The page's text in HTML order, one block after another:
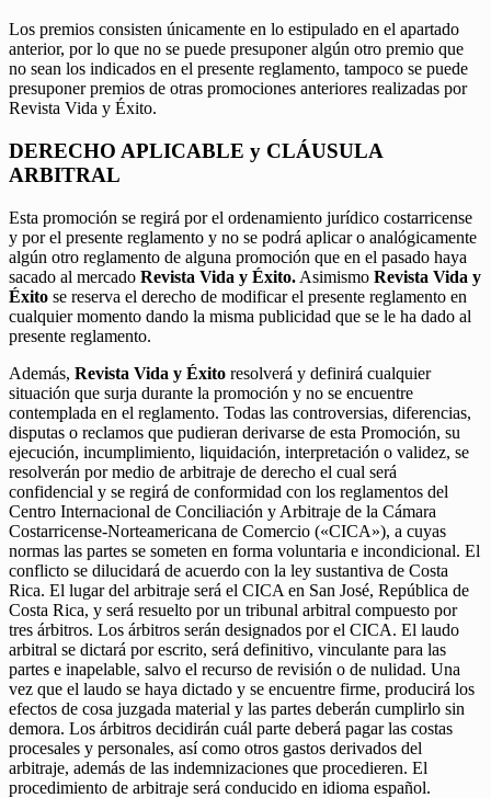
Los premios consisten únicamente en lo estipulado en el apartado
anterior, por lo que no se puede presuponer algún otro premio que
no sean los indicados en el presente reglamento, tampoco se puede
presuponer premios de otras promociones anteriores realizadas por
Revista Vida y Éxito.
DERECHO APLICABLE y CLÁUSULA
ARBITRAL
Esta promoción se regirá por el ordenamiento jurídico costarricense
y por el presente reglamento y no se podrá aplicar o analógicamente
algún otro reglamento de alguna promoción que en el pasado haya
sacado al mercado Revista Vida y Éxito. Asimismo Revista Vida y
Éxito se reserva el derecho de modificar el presente reglamento en
cualquier momento dando la misma publicidad que se le ha dado al
presente reglamento.
Además, Revista Vida y Éxito resolverá y definirá cualquier
situación que surja durante la promoción y no se encuentre
contemplada en el reglamento. Todas las controversias, diferencias,
disputas o reclamos que pudieran derivarse de esta Promoción, su
ejecución, incumplimiento, liquidación, interpretación o validez, se
resolverán por medio de arbitraje de derecho el cual será
confidencial y se regirá de conformidad con los reglamentos del
Centro Internacional de Conciliación y Arbitraje de la Cámara
Costarricense-Norteamericana de Comercio («CICA»), a cuyas
normas las partes se someten en forma voluntaria e incondicional. El
conflicto se dilucidará de acuerdo con la ley sustantiva de Costa
Rica. El lugar del arbitraje será el CICA en San José, República de
Costa Rica, y será resuelto por un tribunal arbitral compuesto por
tres árbitros. Los árbitros serán designados por el CICA. El laudo
arbitral se dictará por escrito, será definitivo, vinculante para las
partes e inapelable, salvo el recurso de revisión o de nulidad. Una
vez que el laudo se haya dictado y se encuentre firme, producirá los
efectos de cosa juzgada material y las partes deberán cumplirlo sin
demora. Los árbitros decidirán cuál parte deberá pagar las costas
procesales y personales, así como otros gastos derivados del
arbitraje, además de las indemnizaciones que procedieren. El
procedimiento de arbitraje será conducido en idioma español.